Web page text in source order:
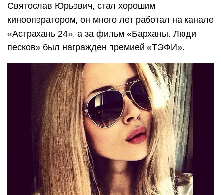
Святослав Юрьевич, стал хорошим
кинооператором, он много лет работал на канале
«Астрахань 24», а за фильм «Барханы. Люди
песков» был награжден премией «ТЭФИ».